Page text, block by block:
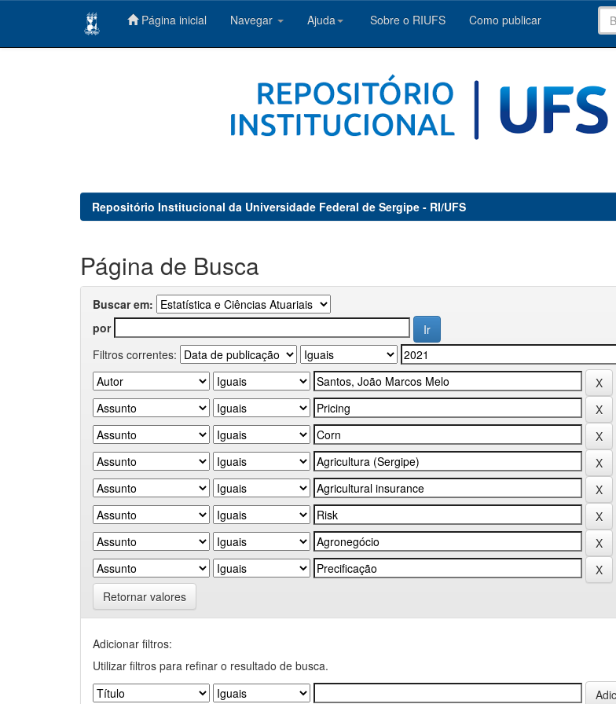
Página inicial Navegar Ajuda Sobre o RIUFS Como publicar
Repositório Institucional da Universidade Federal de Sergipe - RI/UFS
Página de Busca
Buscar em:
por
Filtros correntes:
Retornar valores
Adicionar filtros:
Utilizar filtros para refinar o resultado de busca.